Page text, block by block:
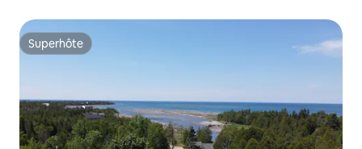
Superhôte
Superhôte